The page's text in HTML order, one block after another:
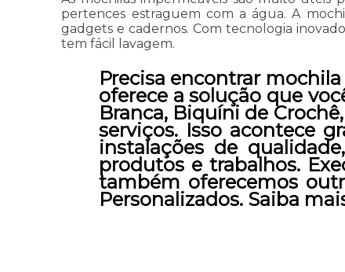
pertences estraguem com a água. A
gadgets e cadernos. Com tecnologia
tem fácil lavagem.
Precisa encontrar
oferece a solução que
Branca, Biquíni de
serviços. Isso acontece
instalações de
produtos e trabalhos.
também oferecemos
Personalizados. Saiba